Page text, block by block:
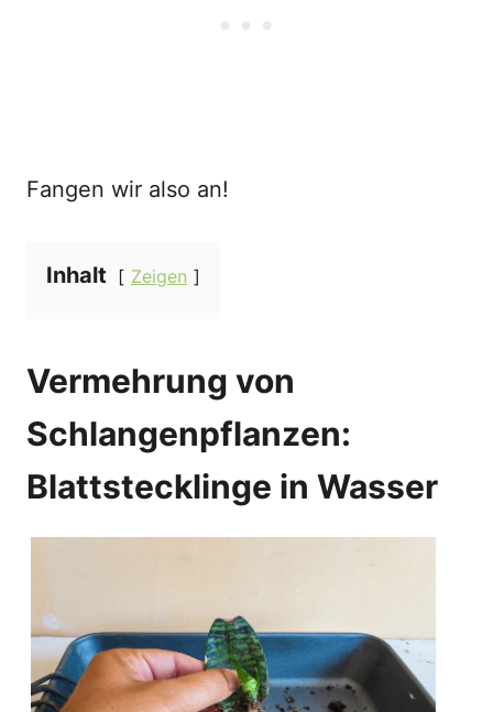
Fangen wir also an!
Inhalt Zeigen
Vermehrung von
Schlangenpflanzen:
Blattstecklinge in Wasser